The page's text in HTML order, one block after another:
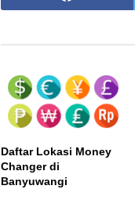
Daftar Lokasi Money
Changer di
Banyuwangi